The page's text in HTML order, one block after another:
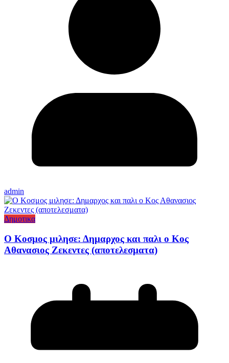
admin
Δημοτικα
Ο Κοσμος μιλησε: Δημαρχος και παλι ο Κος
Αθανασιος Ζεκεντες (αποτελεσματα)